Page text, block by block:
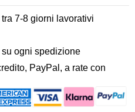
7-8 giorni lavorativi
ogni spedizione
PayPal, a rate con